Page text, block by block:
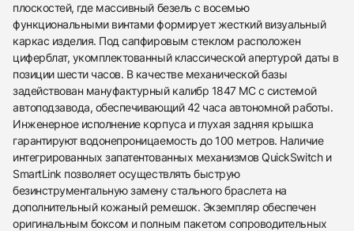
плоскостей, где массивный безель с восемью
функциональными винтами формирует жесткий визуальный
каркас изделия. Под сапфировым стеклом расположен
циферблат, укомплектованный классической апертурой даты в
позиции шести часов. В качестве механической базы
задействован мануфактурный калибр 1847 MC с системой
автоподзавода, обеспечивающий 42 часа автономной работы.
Инженерное исполнение корпуса и глухая задняя крышка
гарантируют водонепроницаемость до 100 метров. Наличие
интегрированных запатентованных механизмов QuickSwitch и
SmartLink позволяет осуществлять быструю
безинструментальную замену стального браслета на
дополнительный кожаный ремешок. Экземпляр обеспечен
оригинальным боксом и полным пакетом сопроводительных